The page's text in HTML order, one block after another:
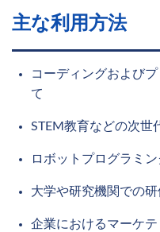
主な利用方法
コーディングおよび
て
STEM教育などの次世
ロボットプログラミ
大学や研究機関での
企業におけるマーケ